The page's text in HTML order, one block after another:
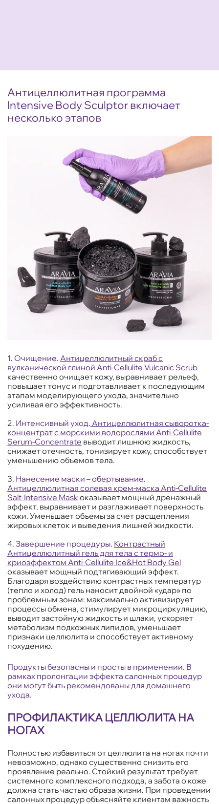
Антицеллюлитная программа
Intensive Body Sculptor включает
несколько этапов
1. Очищение. Антицеллюлитный скраб с
вулканической глиной Anti-Cellulite Vulcanic Scrub
качественно очищает кожу, выравнивает рельеф,
повышает тонус и подготавливает к последующим
этапам моделирующего ухода, значительно
усиливая его эффективность.
2. Интенсивный уход. Антицеллюлитная сыворотка-
концентрат с морскими водорослями Anti-Cellulite
Serum-Concentrate выводит лишнюю жидкость,
снижает отечность, тонизирует кожу, способствует
уменьшению объемов тела.
3. Нанесение маски – обертывание.
Антицеллюлитная солевая крем-маска Anti-Cellulite
Salt-Intensive Maskоказывает мощный дренажный
эффект, выравнивает и разглаживает поверхность
кожи. Уменьшает объемы за счет расщепления
жировых клеток и выведения лишней жидкости.
4. Завершение процедуры. Контрастный
Антицеллюлитный гель для тела с термо- и
криоэффектом Anti-Cellulite Ice&Hot Body Gel
оказывает мощный подтягивающий эффект.
Благодаря воздействию контрастных температур
(тепло и холод) гель наносит двойной «удар» по
проблемным зонам: максимально активизирует
процессы обмена, стимулирует микроциркуляцию,
выводит застойную жидкость и шлаки, ускоряет
метаболизм подкожных липидов, уменьшает
признаки целлюлита и способствует активному
похудению.
Продукты безопасны и просты в применении. В
рамках пролонгации эффекта салонных процедур
они могут быть рекомендованы для домашнего
ухода.
ПРОФИЛАКТИКА ЦЕЛЛЮЛИТА НА
НОГАХ
Полностью избавиться от целлюлита на ногах почти
невозможно, однако существенно снизить его
проявление реально. Стойкий результат требует
системного комплексного подхода, а забота о коже
должна стать частью образа жизни. При проведении
салонных процедур объясняйте клиентам важность